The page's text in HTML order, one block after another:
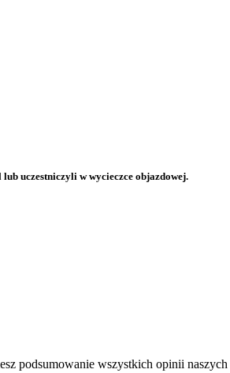
uczestniczyli w wycieczce objazdowej.
podsumowanie wszystkich opinii naszych